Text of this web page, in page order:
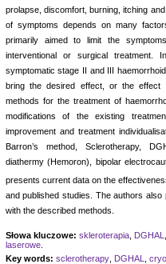
prolapse, discomfort, burning, itching
of symptoms depends on many
primarily aimed to limit the
interventional or surgical treatment.
symptomatic stage II and III
bring the desired effect, or the effect
methods for the treatment of
modifications of the existing
improvement and treatment
Barron’s method, Sclerotherapy,
diathermy (Hemoron), bipolar
presents current data on the
and published studies. The authors
with the described methods.
Słowa kluczowe: skleroterapia, DGHAL
laserowe.
Key words: sclerotherapy, DGHAL